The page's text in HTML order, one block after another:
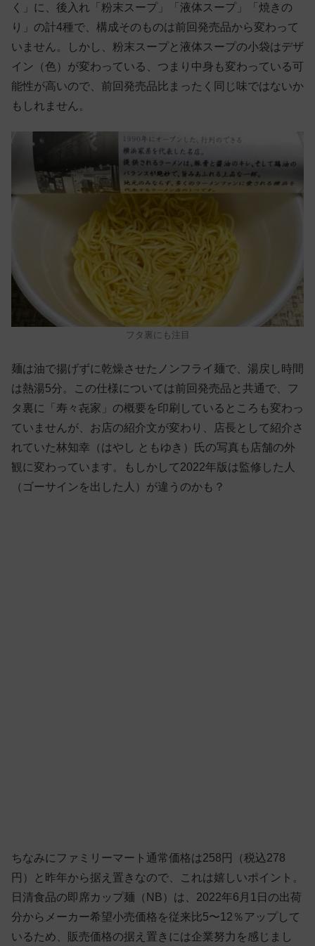
く」に、後入れ「粉末スープ」「液体スープ」「焼きの
り」の計4種で、構成そのものは前回発売品から変わって
いません。しかし、粉末スープと液体スープの小袋はデザ
イン（色）が変わっている、つまり中身も変わっている可
能性が高いので、前回発売品比まったく同じ味ではないか
もしれません。
フタ裏にも注目
麺は油で揚げずに乾燥させたノンフライ麺で、湯戻し時間
は熱湯5分。この仕様については前回発売品と共通で、フ
タ裏に「寿々㐂家」の概要を印刷しているところも変わっ
ていませんが、お店の紹介文が変わり、店長として紹介さ
れていた林知幸（はやし ともゆき）氏の写真も店舗の外
観に変わっています。もしかして2022年版は監修した人
（ゴーサインを出した人）が違うのかも？
ちなみにファミリーマート通常価格は258円（税込278
円）と昨年から据え置きなので、これは嬉しいポイント。
日清食品の即席カップ麺（NB）は、2022年6月1日の出荷
分からメーカー希望小売価格を従来比5〜12％アップして
いるため、販売価格の据え置きには企業努力を感じまし